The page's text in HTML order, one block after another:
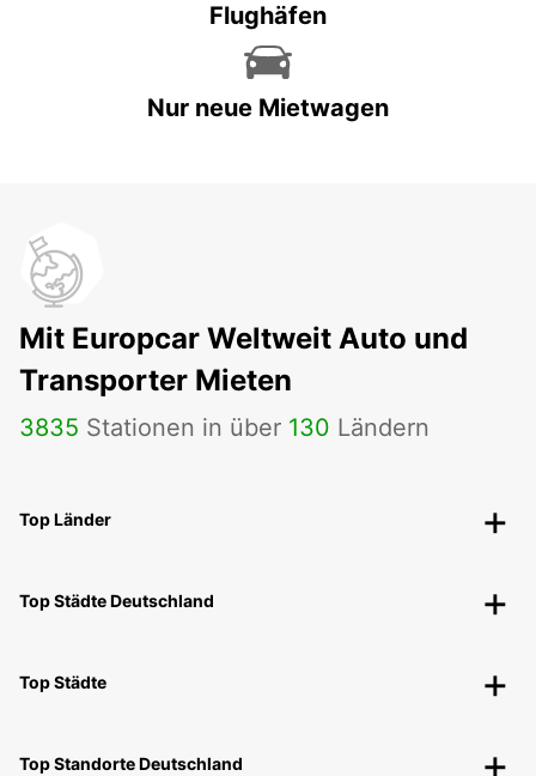
Flughäfen
Nur neue Mietwagen
Mit Europcar Weltweit Auto und
Transporter Mieten
3835 Stationen in über 130 Ländern
Top Länder
Top Städte Deutschland
Top Städte
Top Standorte Deutschland